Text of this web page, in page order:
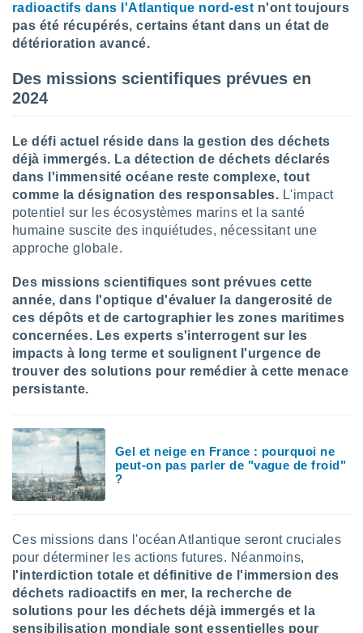
radioactifs dans l'Atlantique nord-est n'ont toujours
pas été récupérés, certains étant dans un état de
détérioration avancé.
Des missions scientifiques prévues en
2024
Le défi actuel réside dans la gestion des déchets
déjà immergés. La détection de déchets déclarés
dans l'immensité océane reste complexe, tout
comme la désignation des responsables. L'impact
potentiel sur les écosystèmes marins et la santé
humaine suscite des inquiétudes, nécessitant une
approche globale.
Des missions scientifiques sont prévues cette
année, dans l'optique d'évaluer la dangerosité de
ces dépôts et de cartographier les zones maritimes
concernées. Les experts s'interrogent sur les
impacts à long terme et soulignent l'urgence de
trouver des solutions pour remédier à cette menace
persistante.
Gel et neige en France : pourquoi ne
peut-on pas parler de "vague de froid"
?
Ces missions dans l'océan Atlantique seront cruciales
pour déterminer les actions futures. Néanmoins,
l'interdiction totale et définitive de l'immersion des
déchets radioactifs en mer, la recherche de
solutions pour les déchets déjà immergés et la
sensibilisation mondiale sont essentielles pour